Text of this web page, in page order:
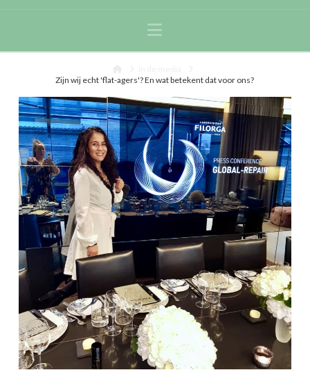
Navigation
Zijn wij echt 'flat-agers'? En wat betekent dat voor ons?